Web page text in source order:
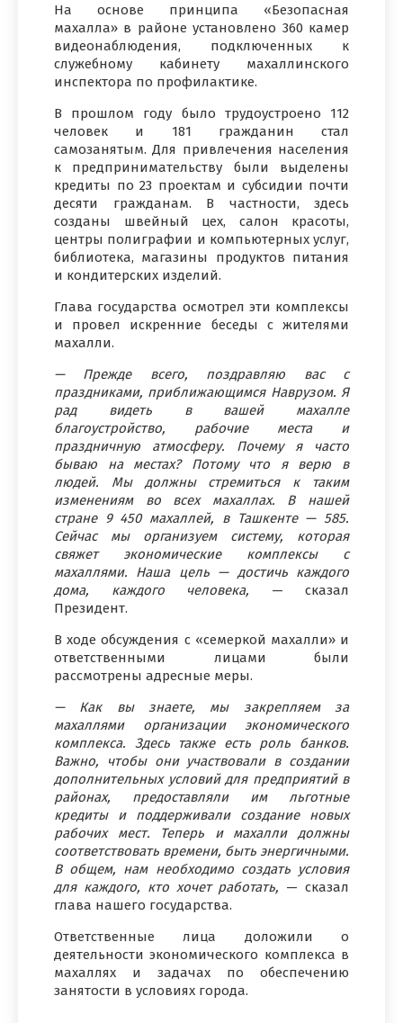
На основе принципа «Безопасная
махалла» в районе установлено 360 камер
видеонаблюдения, подключенных к
служебному кабинету махаллинского
инспектора по профилактике.
В прошлом году было трудоустроено 112
человек и 181 гражданин стал
самозанятым. Для привлечения населения
к предпринимательству были выделены
кредиты по 23 проектам и субсидии почти
десяти гражданам. В частности, здесь
созданы швейный цех, салон красоты,
центры полиграфии и компьютерных услуг,
библиотека, магазины продуктов питания
и кондитерских изделий.
Глава государства осмотрел эти комплексы
и провел искренние беседы с жителями
махалли.
— Прежде всего, поздравляю вас с
праздниками, приближающимся Наврузом. Я
рад видеть в вашей махалле
благоустройство, рабочие места и
праздничную атмосферу. Почему я часто
бываю на местах? Потому что я верю в
людей. Мы должны стремиться к таким
изменениям во всех махаллах. В нашей
стране 9 450 махаллей, в Ташкенте — 585.
Сейчас мы организуем систему, которая
свяжет экономические комплексы с
махаллями. Наша цель — достичь каждого
дома, каждого человека, — сказал
Президент.
В ходе обсуждения с «семеркой махалли» и
ответственными лицами были
рассмотрены адресные меры.
— Как вы знаете, мы закрепляем за
махаллями организации экономического
комплекса. Здесь также есть роль банков.
Важно, чтобы они участвовали в создании
дополнительных условий для предприятий в
районах, предоставляли им льготные
кредиты и поддерживали создание новых
рабочих мест. Теперь и махалли должны
соответствовать времени, быть энергичными.
В общем, нам необходимо создать условия
для каждого, кто хочет работать, — сказал
глава нашего государства.
Ответственные лица доложили о
деятельности экономического комплекса в
махаллях и задачах по обеспечению
занятости в условиях города.